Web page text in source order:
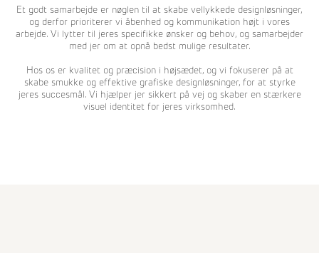
Et godt samarbejde er nøglen til at skabe vellykkede designløsninger,
og derfor prioriterer vi åbenhed og kommunikation højt i vores
arbejde. Vi lytter til jeres specifikke ønsker og behov, og samarbejder
med jer om at opnå bedst mulige resultater.
Hos os er kvalitet og præcision i højsædet, og vi fokuserer på at
skabe smukke og effektive grafiske designløsninger, for at styrke
jeres succesmål. Vi hjælper jer sikkert på vej og skaber en stærkere
visuel identitet for jeres virksomhed.